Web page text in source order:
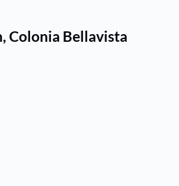
Colonia Bellavista